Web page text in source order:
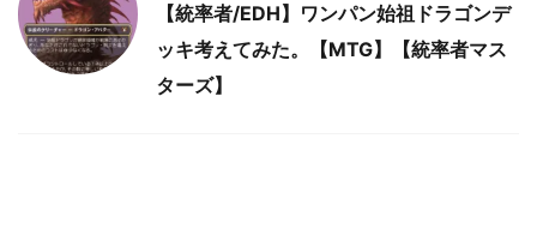
【統率者/EDH】ワンパン始祖ドラゴンデ
ッキ考えてみた。【MTG】【統率者マス
ターズ】